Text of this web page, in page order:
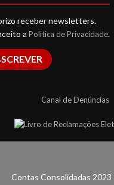
receber newsletters.
a Politica de Privacidade.
Canal de Denúncias
Contas Consolidadas 2023